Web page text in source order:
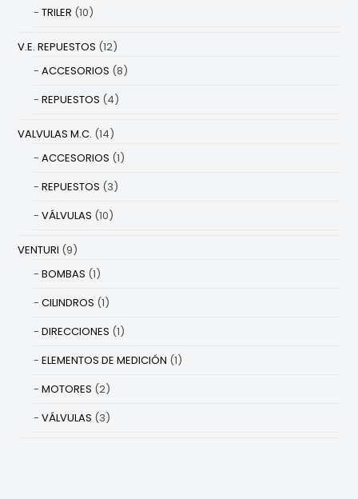
TRILER (10)
V.E. REPUESTOS (12)
ACCESORIOS (8)
REPUESTOS (4)
VALVULAS M.C. (14)
ACCESORIOS (1)
REPUESTOS (3)
VÁLVULAS (10)
VENTURI (9)
BOMBAS (1)
CILINDROS (1)
DIRECCIONES (1)
ELEMENTOS DE MEDICIÓN (1)
MOTORES (2)
VÁLVULAS (3)